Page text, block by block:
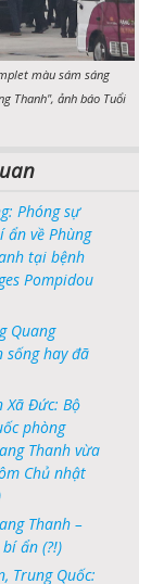
màu sám sáng
Thanh", ảnh báo Tuổi
Phóng sự
ẩn về Phùng
tại bệnh
Pompidou
Quang
sống hay đã
Xã Đức: Bộ
phòng
Thanh vừa
Chủ nhật
Thanh –
ẩn (?!)
Trung Quốc: